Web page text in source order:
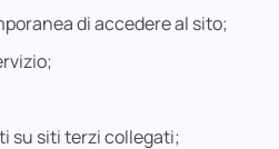
di accedere al sito;
su siti terzi collegati;